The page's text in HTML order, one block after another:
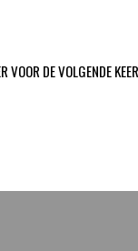
DE VOLGENDE